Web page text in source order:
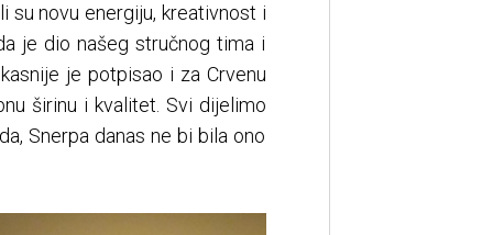
su novu energiju, kreativnost i
je dio našeg stručnog tima i
je potpisao i za Crvenu
širinu i kvalitet. Svi dijelimo
Snerpa danas ne bi bila ono